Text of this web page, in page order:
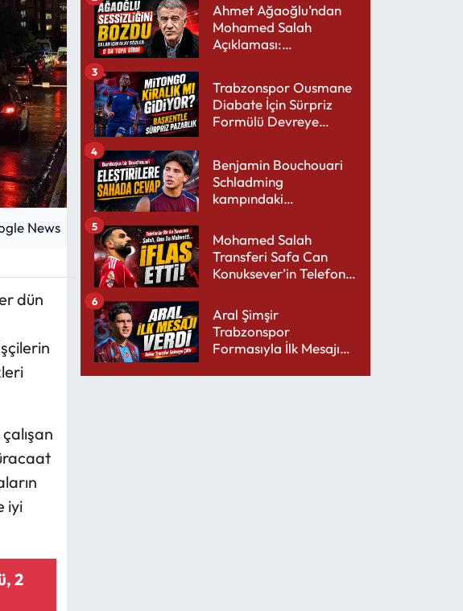
dün
iyi
2
Ahmet Ağaoğlu’ndan
Mohamed Salah
Açıklaması:
Trabzonspor Ousmane
Diabate İçin Sürpriz
Formülü Devreye
3
Benjamin Bouchouari
Schladming
kampındaki
4
Mohamed Salah
Transferi Safa Can
Konuksever’in Telefon
5
Aral Şimşir
Trabzonspor
Formasıyla İlk Mesajını
6